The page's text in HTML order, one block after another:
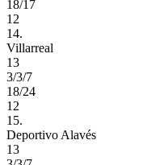
18/17
12
14.
Villarreal
13
3/3/7
18/24
12
15.
Deportivo Alavés
13